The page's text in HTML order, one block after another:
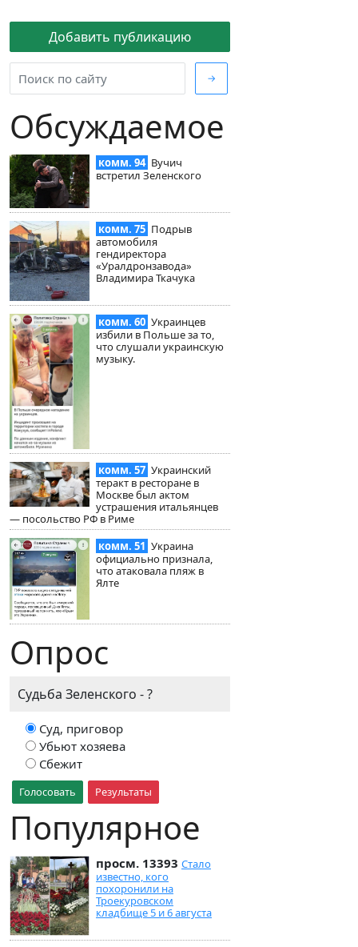
Добавить публикацию
→
Обсуждаемое
комм. 94 Вучич
встретил Зеленского
комм. 75 Подрыв
автомобиля
гендиректора
«Уралдронзавода»
Владимира Ткачука
комм. 60 Украинцев
избили в Польше за то,
что слушали украинскую
музыку.
комм. 57 Украинский
теракт в ресторане в
Москве был актом
устрашения итальянцев
— посольство РФ в Риме
комм. 51 Украина
официально признала,
что атаковала пляж в
Ялте
Опрос
Судьба Зеленского - ?
Суд, приговор
Убьют хозяева
Сбежит
Голосовать Результаты
Популярное
просм. 13393 Стало
известно, кого
похоронили на
Троекуровском
кладбище 5 и 6 августа